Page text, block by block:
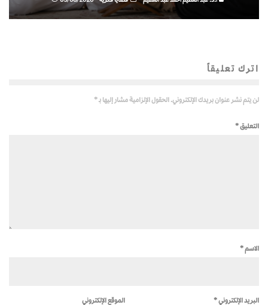
اترك تعليقاً
لن يتم نشر عنوان بريدك الإلكتروني. الحقول الإلزامية مشار إليها بـ*
التعليق*
الاسم*
البريد الإلكتروني* الموقع الإلكتروني